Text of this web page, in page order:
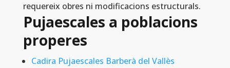
requereix obres ni modificacions estructurals.
Pujaescales a poblacions
properes
Cadira Pujaescales Barberà del Vallès